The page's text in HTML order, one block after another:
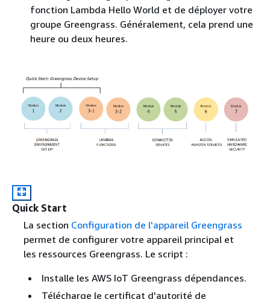
fonction Lambda Hello World et de déployer votre
groupe Greengrass. Généralement, cela prend une
heure ou deux heures.
Quick Start
La section Configuration de l'appareil Greengrass
permet de configurer votre appareil principal et
les ressources Greengrass. Le script :
Installe les AWS IoT Greengrass dépendances.
Télécharge le certificat d'autorité de